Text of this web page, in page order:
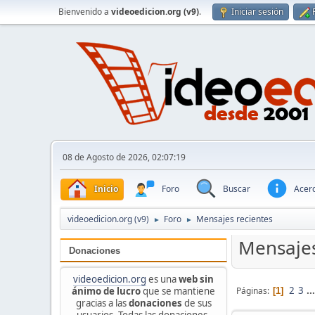
Bienvenido a videoedicion.org (v9). Iniciar sesión
08 de Agosto de 2026, 02:07:19
Inicio Foro Buscar
videoedicion.org (v9) ► Foro ► Mensajes recientes
Donaciones
videoedicion.org es unaweb sin
ánimo de lucroque se mantiene
gracias a lasdonaciones de sus
Páginas 1 2 3